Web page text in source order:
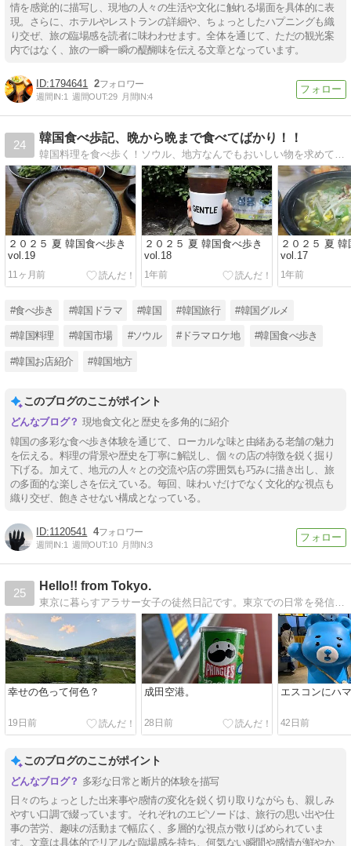
情を感覚的に描写し、現地の人々の生活や文化に触れる場面を具体的に表
現。さらに、ホテルやレストランの詳細や、ちょっとしたハプニングも織
り交ぜ、旅の臨場感を読者に味わわせます。全体を通じて、ただの観光案
内ではなく、旅の一瞬一瞬の醍醐味を伝える文章となっています。
1794641 2
週間IN:1 週間OUT:29 月間IN:4
24
韓国食べ歩記、晩から晩まで食べてばかり！！
韓国料理を食べ歩く！ソウル、地方なんでもおいしい物を求めて食べ歩きます。今晩から次の晩まで、いや日本に帰る晩まで食べ歩きます。
２０２５ 夏 韓国食べ歩き
vol.19
11ヶ月前
２０２５ 夏 韓国食べ歩き
vol.18
1年前
２０２５ 夏
vol.17
1年前
#食べ歩き #韓国ドラマ #韓国 #韓国旅行 #韓国グルメ
#韓国料理 #韓国市場 #ソウル #ドラマロケ地 #韓国食べ歩き
#韓国お店紹介 #韓国地方
このブログのここがポイント
現地食文化と歴史を多角的に紹介
韓国の多彩な食べ歩き体験を通じて、ローカルな味と由緒ある老舗の魅力
を伝える。料理の背景や歴史を丁寧に解説し、個々の店の特徴を鋭く掘り
下げる。加えて、地元の人々との交流や店の雰囲気も巧みに描き出し、旅
の多面的な楽しさを伝えている。毎回、味わいだけでなく文化的な視点も
織り交ぜ、飽きさせない構成となっている。
1120541 4
週間IN:1 週間OUT:10 月間IN:3
25
Hello!! from Tokyo.
東京に暮らすアラサー女子の徒然日記です。東京での日常を発信していきます。花が好き。温泉が好き。食べるの大好き。
幸せの色って何色？
19日前
成田空港。
28日前
エスコンにハ
42日前
このブログのここがポイント
多彩な日常と断片的体験を描写
日々のちょっとした出来事や感情の変化を鋭く切り取りながらも、親しみ
やすい口調で綴っています。それぞれのエピソードは、旅行の思い出や仕
事の苦労、趣味の活動まで幅広く、多層的な視点が散りばめられていま
す。文章は具体的でリアルな臨場感を持ち、何気ない瞬間や感情が鮮やか